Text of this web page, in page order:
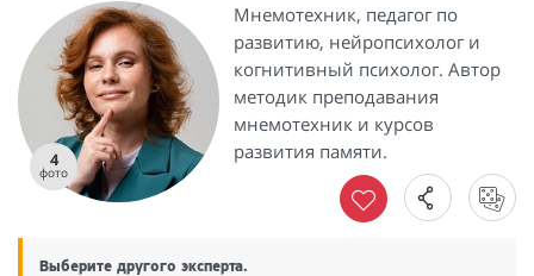
4
фото
Мнемотехник, педагог по
развитию, нейропсихолог и
когнитивный психолог. Автор
методик преподавания
мнемотехник и курсов
развития памяти.
Выберите другого эксперта.